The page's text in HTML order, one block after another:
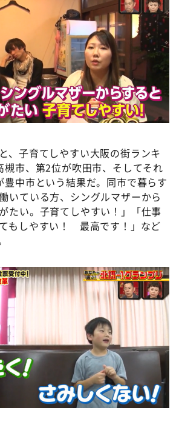
、子育てしやすい大阪の街ランキ
槻市、第2位が吹田市、そしてそれ
豊中市という結果だ。同市で暮らす
いている方、シングルマザーから
たい。子育てしやすい！」「仕事
もしやすい！ 最高です！」など